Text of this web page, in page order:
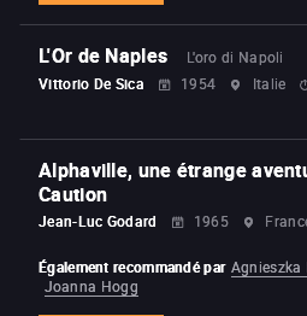
L'Or de Naples
L'oro di Napoli
Vittorio De Sica
1954 Italie
Alphaville, une étrange
Caution
Jean-Luc Godard 1965
Également recommandé par Agnieszka
Joanna Hogg